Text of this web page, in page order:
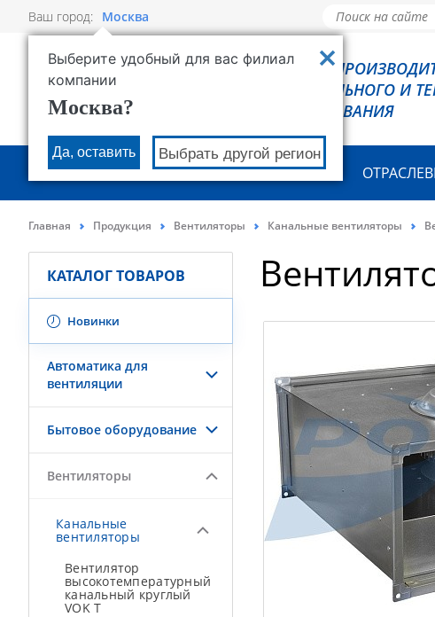
Ваш город: Москва
Выберите удобный для вас филиал
компании
Москва?
Да, оставить Выбрать другой регион
РОВЕН -
ХОЛОДИЛЬНОГО И
ОБОРУДОВАНИЯ
О КОМПАНИИ ПРОДУКЦИЯ
Главная Продукция Вентиляторы Канальные вентиляторы
КАТАЛОГ ТОВАРОВ
Новинки
Автоматика для
вентиляции
Бытовое оборудование
Вентиляторы
Канальные
вентиляторы
Вентилятор
высокотемпературный
канальный круглый
VOK T